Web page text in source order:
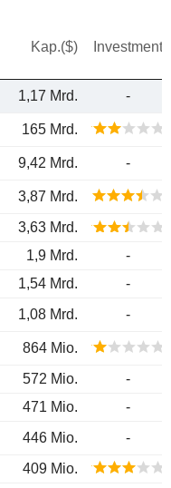
Kap.($) Investment
1,17 Mrd. -
165 Mrd.
9,42 Mrd. -
3,87 Mrd.
3,63 Mrd.
1,9 Mrd.
-
1,54 Mrd.
-
1,08 Mrd. -
864 Mio.
572 Mio.
-
471 Mio.
-
446 Mio.
-
409 Mio.